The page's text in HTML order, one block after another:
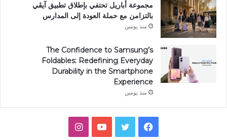
مجموعة أباريل تحتفي بإطلاق تطبيق آيڤي
بالتزامن مع حملة العودة إلى المدارس
منذ يومين
The Confidence to Samsung’s
Foldables: Redefining Everyday
Durability in the Smartphone
Experience
منذ يومين
فيسبوك تويتر يوتيوبانستقرام